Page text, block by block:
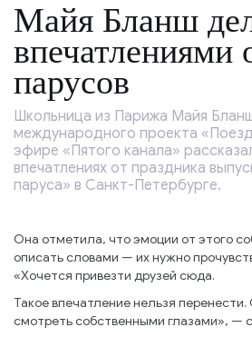
Майя Бланш
впечатлениями
парусов
Школьница из Парижа Майя
международного проекта
эфире «Пятого канала»
впечатлениях от праздника
паруса» в Санкт-Петербурге.
Она отметила, что эмоции от этого
описать словами — их нужно
«Хочется привезти друзей сюда.
Такое впечатление нельзя
смотреть собственными глазами», —